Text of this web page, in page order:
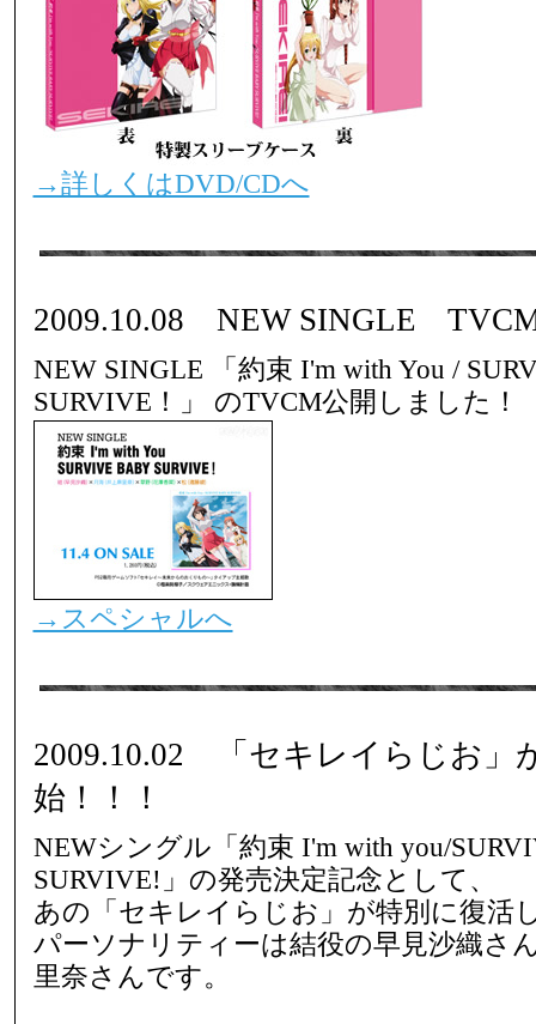
→詳しくはDVD/CDへ
2009.10.08 NEW SINGLE
NEW SINGLE 「約束 I'm with You /
SURVIVE！」 のTVCM公開しました！
→スペシャルへ
2009.10.02 「セキレイらじお」
始！！！
NEWシングル「約束 I'm with you/
SURVIVE!」の発売決定記念として、
あの「セキレイらじお」が特別に復活
パーソナリティーは結役の早見沙織さ
里奈さんです。